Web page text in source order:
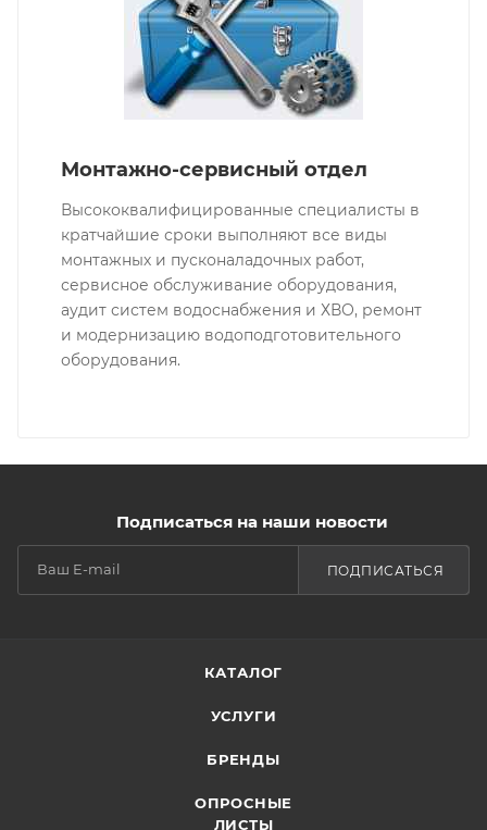
Монтажно-сервисный отдел
Высококвалифицированные специалисты в
кратчайшие сроки выполняют все виды
монтажных и пусконаладочных работ,
сервисное обслуживание оборудования,
аудит систем водоснабжения и ХВО, ремонт
и модернизацию водоподготовительного
оборудования.
Подписаться на наши новости
ПОДПИСАТЬСЯ
КАТАЛОГ
УСЛУГИ
БРЕНДЫ
ОПРОСНЫЕ
ЛИСТЫ